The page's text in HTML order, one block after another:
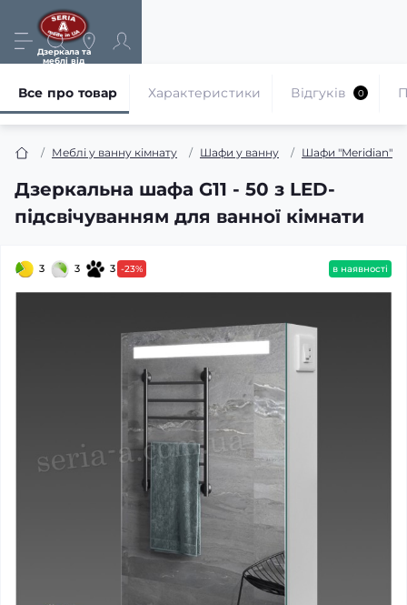
Дзеркала та
меблі від
Меблі у ванну кімнату Шафи у ванну Шафи "Meridian"
Дзеркальна шафа G11 - 50 з LED-
підсвічуванням для ванної кімнати
Все про товар Характеристики Відгуків 0
3 3 3 -23% в наявності